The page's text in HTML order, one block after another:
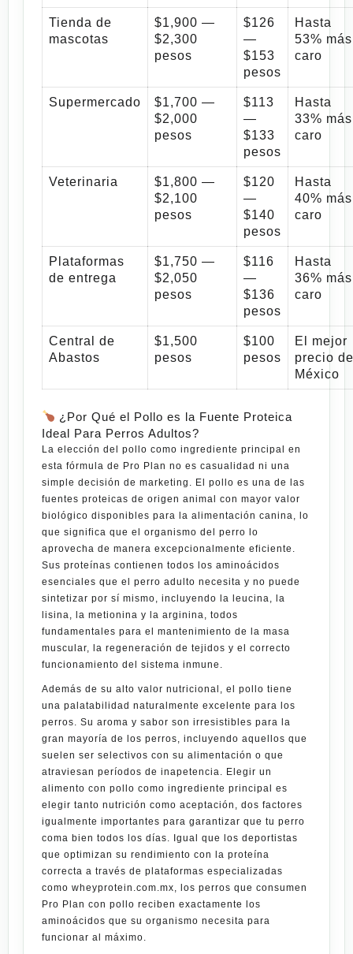
Tienda de
mascotas
$1,900 —
$2,300
pesos
$126
—
$153
pesos
Hasta
53% más
caro
Supermercado
$1,700 —
$2,000
pesos
$113
—
$133
pesos
Hasta
33% más
caro
Veterinaria
$1,800 —
$2,100
pesos
$120
—
$140
pesos
Hasta
40% más
caro
Plataformas
de entrega
$1,750 —
$2,050
pesos
$116
—
$136
pesos
Hasta
36% más
caro
Central de
Abastos
$1,500
pesos
$100
pesos
El mejor
precio de
México
¿Por Qué el Pollo es la Fuente Proteica
Ideal Para Perros Adultos?
La elección del pollo como ingrediente principal en
esta fórmula de Pro Plan no es casualidad ni una
simple decisión de marketing. El pollo es una de las
fuentes proteicas de origen animal con mayor valor
biológico disponibles para la alimentación canina, lo
que significa que el organismo del perro lo
aprovecha de manera excepcionalmente eficiente.
Sus proteínas contienen todos los aminoácidos
esenciales que el perro adulto necesita y no puede
sintetizar por sí mismo, incluyendo la leucina, la
lisina, la metionina y la arginina, todos
fundamentales para el mantenimiento de la masa
muscular, la regeneración de tejidos y el correcto
funcionamiento del sistema inmune.
Además de su alto valor nutricional, el pollo tiene
una palatabilidad naturalmente excelente para los
perros. Su aroma y sabor son irresistibles para la
gran mayoría de los perros, incluyendo aquellos que
suelen ser selectivos con su alimentación o que
atraviesan períodos de inapetencia. Elegir un
alimento con pollo como ingrediente principal es
elegir tanto nutrición como aceptación, dos factores
igualmente importantes para garantizar que tu perro
coma bien todos los días. Igual que los deportistas
que optimizan su rendimiento con la proteína
correcta a través de plataformas especializadas
como wheyprotein.com.mx , los perros que consumen
Pro Plan con pollo reciben exactamente los
aminoácidos que su organismo necesita para
funcionar al máximo.